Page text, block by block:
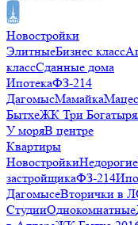
Новостройки
ЭлитныеБизнес класс
классСданные дома
ИпотекаФЗ-214
ДагомысМамайка
БытхеЖК Три Богатыря
У моряВ центре
Квартиры
НовостройкиНедорогие
застройщикаФЗ-214
ДагомысеВторички в
СтудииОднокомнатные